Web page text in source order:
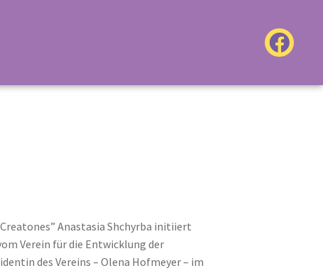
Anastasia Shchyrba initiiert
Verein für die Entwicklung der
des Vereins – Olena Hofmeyer – im